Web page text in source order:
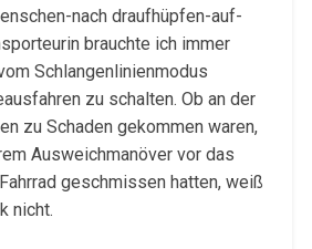
nach draufhüpfen-auf-
brauchte ich immer
Schlangenlinienmodus
zu schalten. Ob an der
zu Schaden gekommen waren,
Ausweichmanöver vor das
geschmissen hatten, weiß
nicht.